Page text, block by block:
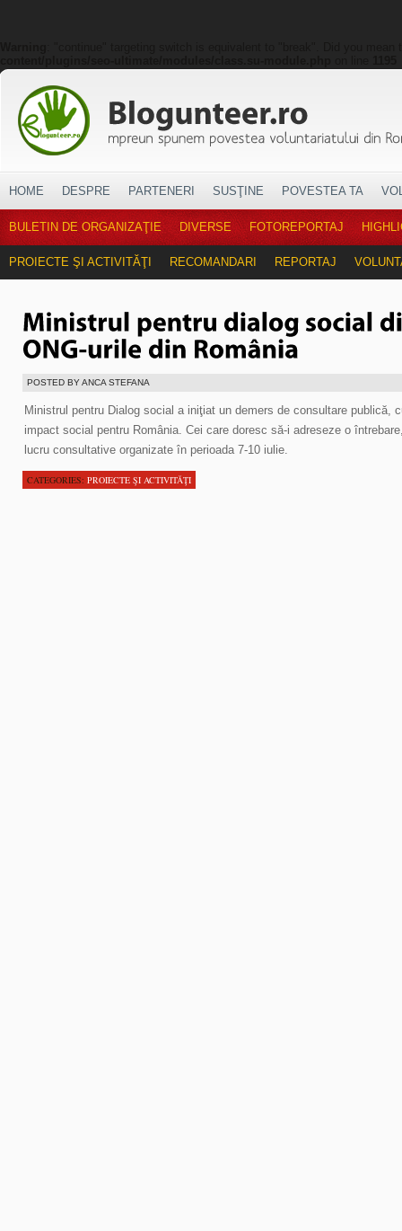
HOME DESPRE PARTENERI SUSŢINE POVESTEA TA
BULETIN DE ORGANIZAŢIE DIVERSE FOTOREPORTAJ
PROIECTE ŞI ACTIVITĂŢI RECOMANDARI REPORTAJ
POSTED BY ANCA STEFANA
Ministrul pentru Dialog social a iniţiat un demers de consultare publică,
impact social pentru România. Cei care doresc să-i adreseze o
lucru consultative organizate în perioada 7-10 iulie.
CATEGORIES: PROIECTE ŞI ACTIVITĂŢI